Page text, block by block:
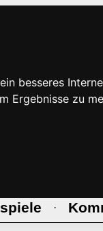
besseres
Ergebnisse zu
·